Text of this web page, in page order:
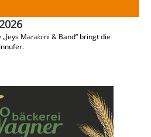
Marabini & Band“ bringt die